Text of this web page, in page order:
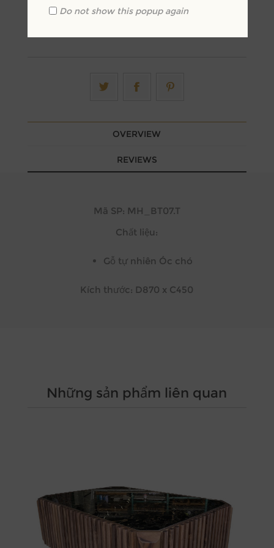
OVERVIEW
REVIEWS
Mã SP: MH_BT07.T
Chất liệu:
Gỗ tự nhiên Óc chó
Kích thước: D870 x C450
Những sản phẩm liên quan
Do not show this popup again